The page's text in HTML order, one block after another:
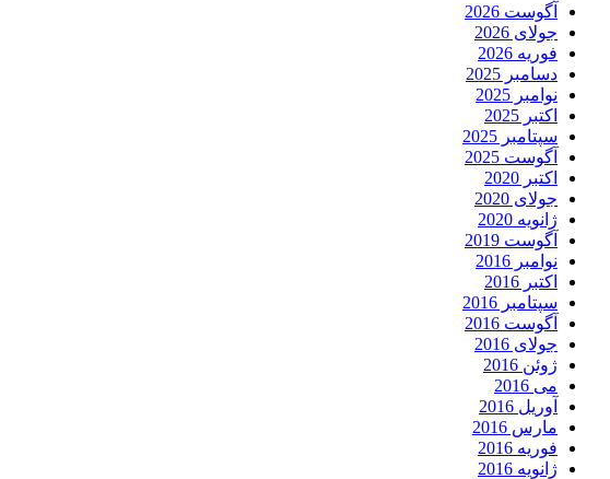
آگوست 2026
جولای 2026
فوریه 2026
دسامبر 2025
نوامبر 2025
اکتبر 2025
سپتامبر 2025
آگوست 2025
اکتبر 2020
جولای 2020
ژانویه 2020
آگوست 2019
نوامبر 2016
اکتبر 2016
سپتامبر 2016
آگوست 2016
جولای 2016
ژوئن 2016
می 2016
آوریل 2016
مارس 2016
فوریه 2016
ژانویه 2016